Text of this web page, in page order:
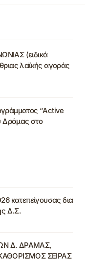
(ειδικά
λαϊκής αγοράς
“Active
Δράμας στο
κατεπείγουσας δια
Δ.Σ.
Δ. ΔΡΑΜΑΣ,
ΣΕΙΡΑΣ